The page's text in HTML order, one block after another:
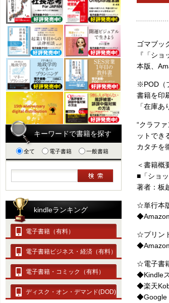
ゴマブッ
『「シ
本版、
※POD（
書籍を印
「在庫あ
“クラフ
ットでき
カタチを
＜書籍概
■「ショ
著者：板
☆単行本
☆プリン
◆Amazon
☆電子書
◆Kindle
◆楽天
◆Google
キーワードで書籍を探す
全て 電子書籍 一般書籍
kindleランキング
電子書籍（有料）
電子書籍ビジネス・経済（有料）
電子書籍・コミック（有料）
ディスク・オン・デマンド(DOD)